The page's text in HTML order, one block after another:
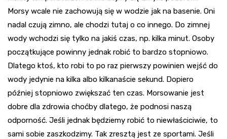
Morsy wcale nie zachowują się w wodzie jak na basenie. Oni
nadal czują zimno, ale chodzi tutaj o co innego. Do zimnej
wody wchodzi się tylko na jakiś czas, np. kilka minut. Osoby
początkujące powinny jednak robić to bardzo stopniowo.
Dlatego ktoś, kto robi to po raz pierwszy powinien wejść do
wody jedynie na kilka albo kilkanaście sekund. Dopiero
później stopniowo zwiększać ten czas. Morsowanie jest
dobre dla zdrowia choćby dlatego, że podnosi naszą
odporność. Jeśli jednak będziemy robić to niewłaściciwie, to
sami sobie zaszkodzimy. Tak zresztą jest ze sportami. Jeśli